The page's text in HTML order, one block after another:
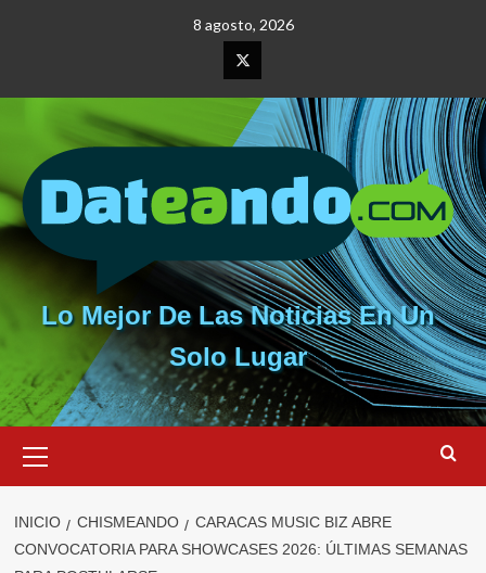
8 agosto, 2026
Elemento
del
menú
Lo Mejor De Las Noticias En Un
Solo Lugar
primario
INICIO CHISMEANDO
CARACAS MUSIC BIZ ABRE
CONVOCATORIA PARA SHOWCASES 2026: ÚLTIMAS SEMANAS